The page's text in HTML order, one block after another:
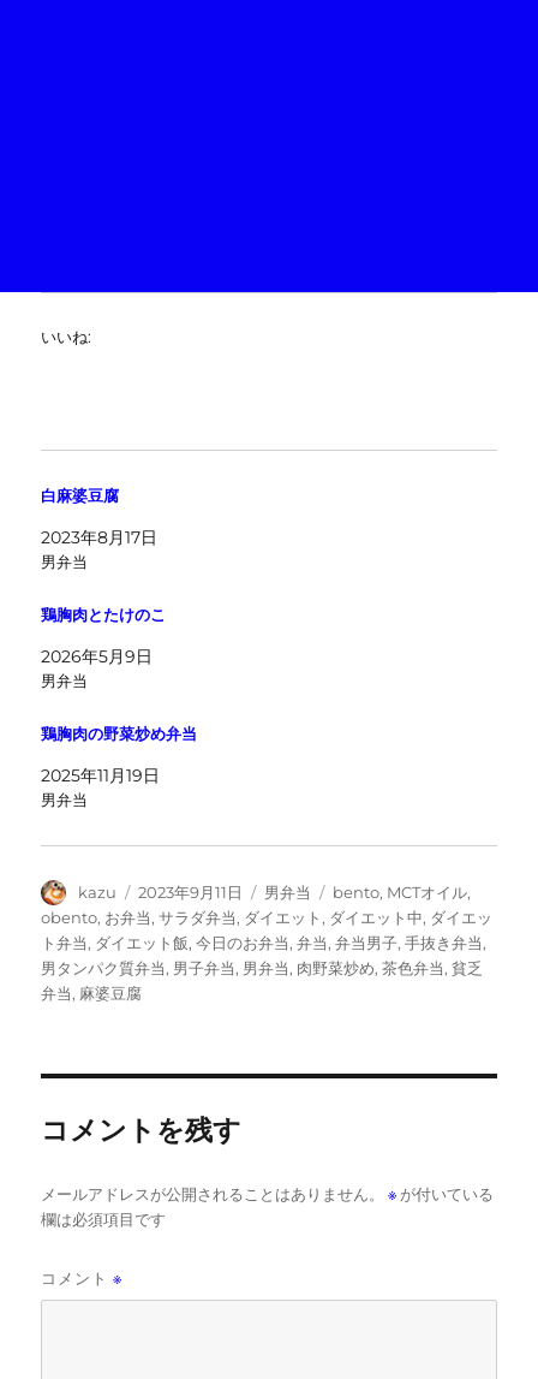
いいね:
白麻婆豆腐
2023年8月17日
男弁当
鶏胸肉とたけのこ
2026年5月9日
男弁当
鶏胸肉の野菜炒め弁当
2025年11月19日
男弁当
投
稿
者
kazu
投
稿
日:
2023年9月11日
カ
テ
ゴ
リ
男弁当
タ
グ
bento, MCTオイル,
obento, お弁当,サラダ弁当, ダイエット , ダイエット中, ダイエッ
ト弁当, ダイエット飯,今日のお弁当,弁当,弁当男子,手抜き弁当,
男タンパク質弁当, 男子弁当, 男弁当, 肉野菜炒め,茶色弁当,貧乏
弁当, 麻婆豆腐
コメントを残す
メールアドレスが公開されることはありません。 ※ が付いている
欄は必須項目です
コメント※